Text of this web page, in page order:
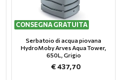
CONSEGNA GRATUITA
Serbatoio di acqua piovana
HydroMoby Arves Aqua Tower,
650L, Grigio
€ 437,70